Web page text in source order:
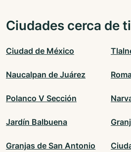
Ciudades cerca de ti
Ciudad de México
Naucalpan de Juárez
Polanco V Sección
Jardín Balbuena
Granjas de San Antonio